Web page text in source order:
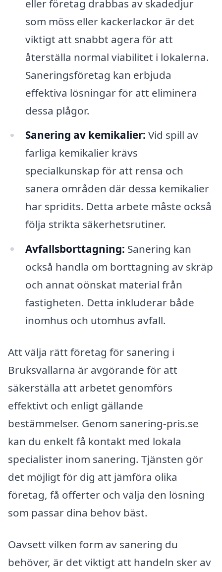
eller företag drabbas av skadedjur
som möss eller kackerlackor är det
viktigt att snabbt agera för att
återställa normal viabilitet i lokalerna.
Saneringsföretag kan erbjuda
effektiva lösningar för att eliminera
dessa plågor.
Sanering av kemikalier: Vid spill av
farliga kemikalier krävs
specialkunskap för att rensa och
sanera områden där dessa kemikalier
har spridits. Detta arbete måste också
följa strikta säkerhetsrutiner.
Avfallsborttagning: Sanering kan
också handla om borttagning av skräp
och annat oönskat material från
fastigheten. Detta inkluderar både
inomhus och utomhus avfall.
Att välja rätt företag för sanering i
Bruksvallarna är avgörande för att
säkerställa att arbetet genomförs
effektivt och enligt gällande
bestämmelser. Genom sanering-pris.se
kan du enkelt få kontakt med lokala
specialister inom sanering. Tjänsten gör
det möjligt för dig att jämföra olika
företag, få offerter och välja den lösning
som passar dina behov bäst.
Oavsett vilken form av sanering du
behöver, är det viktigt att handeln sker av